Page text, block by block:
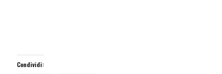
Condividi: